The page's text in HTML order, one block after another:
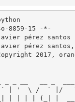
8859-15 -*-
pérez santos
pérez santos,
2017,
_ _ __   __ _
| '_ \ / _` |/
| | | | (_| |  __/